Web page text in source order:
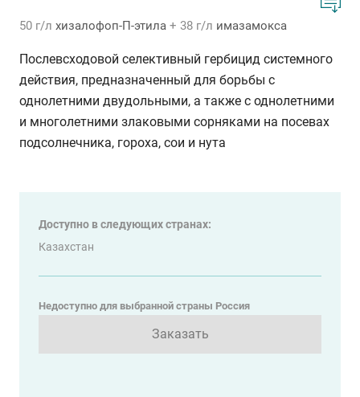
50 г/л хизалофоп-П-этила + 38 г/л имазамокса
Послевсходовой селективный гербицид системного
действия, предназначенный для борьбы с
однолетними двудольными, а также с однолетними
и многолетними злаковыми сорняками на посевах
подсолнечника, гороха, сои и нута
Доступно в следующих странах:
Казахстан
Недоступно для выбранной страны Россия
Заказать